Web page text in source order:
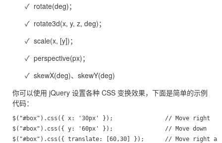
✓ rotate(deg)；
✓ rotate3d(x, y, z, deg)；
✓ scale(x, [y])；
✓ perspective(px)；
✓ skewX(deg)、skewY(deg)
你可以使用 jQuery 设置各种 CSS 变换效果，下面是简单的示例
代码：
$("#box").css({ x: '30px' });               // Move right
$("#box").css({ y: '60px' });               // Move down
$("#box").css({ translate: [60,30] });      // Move right and